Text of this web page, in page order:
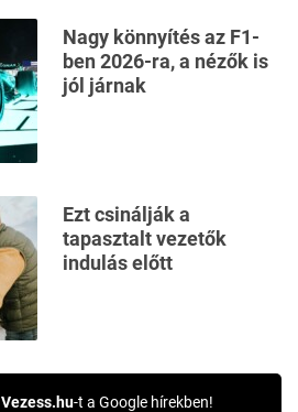
Nagy könnyítés az F1-
ben 2026-ra, a nézők is
jól járnak
Ezt csinálják a
tapasztalt vezetők
indulás előtt
Vezess.hu-t a Google hírekben!